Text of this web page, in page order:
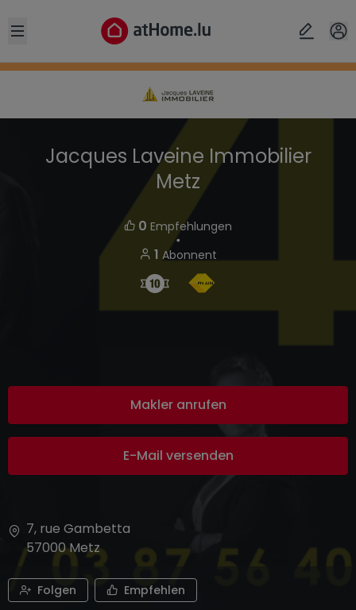
Open sidebar
Jacques Laveine Immobilier
Metz
0 Empfehlungen
・
1 Abonnent
Makler anrufen
E-Mail versenden
7, rue Gambetta
57000Metz
Folgen Empfehlen